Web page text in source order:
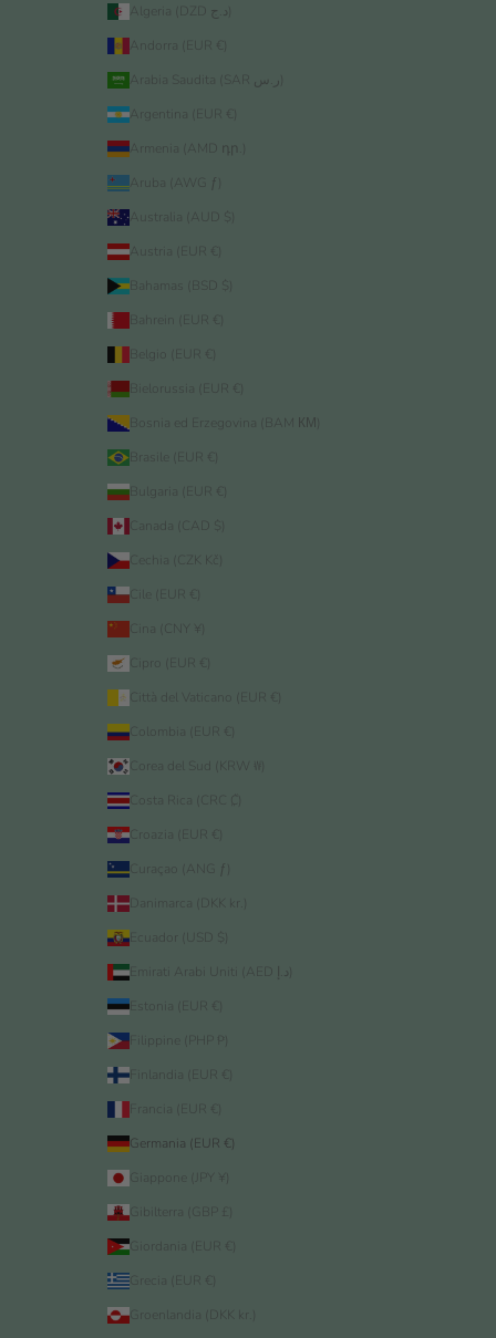
Andorra (EUR €)
Argentina (EUR €)
Armenia (AMD դր.)
Aruba (AWG ƒ)
Australia (AUD $)
Austria (EUR €)
Bahamas (BSD $)
Bahrein (EUR €)
Belgio (EUR €)
Bielorussia (EUR €)
Bosnia ed Erzegovina (BAM КМ)
Brasile (EUR €)
Bulgaria (EUR €)
Canada (CAD $)
Cechia (CZK Kč)
Cina (CNY ¥)
Cipro (EUR €)
Città del Vaticano (EUR €)
Colombia (EUR €)
Corea del Sud (KRW ₩)
Costa Rica (CRC ₡)
Croazia (EUR €)
Curaçao (ANG ƒ)
Danimarca (DKK kr.)
Ecuador (USD $)
Estonia (EUR €)
Filippine (PHP ₱)
Finlandia (EUR €)
Francia (EUR €)
Germania (EUR €)
Giappone (JPY ¥)
Gibilterra (GBP £)
Giordania (EUR €)
Grecia (EUR €)
Groenlandia (DKK kr.)